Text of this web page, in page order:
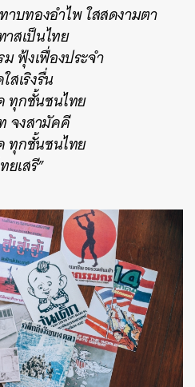
าบทองอำไพ ใสสดงามตา
สเป็นไทย
ฟุ้งเฟื่องประจำ
สเริงรื่น
ทุกชั้นชนไทย
จงสามัคคี
ทุกชั้นชนไทย
เสรี”